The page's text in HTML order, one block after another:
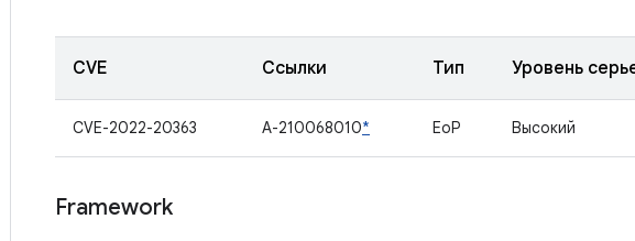
CVE Ссылки Тип Уровень
CVE-2022-20363 A-210068010* EoP Высокий
Framework